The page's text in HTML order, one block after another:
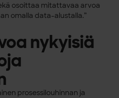
osoittaa mitattavaa arvoa
omalla data-alustalla.”
nykyisiä
prosessilouhinnan ja